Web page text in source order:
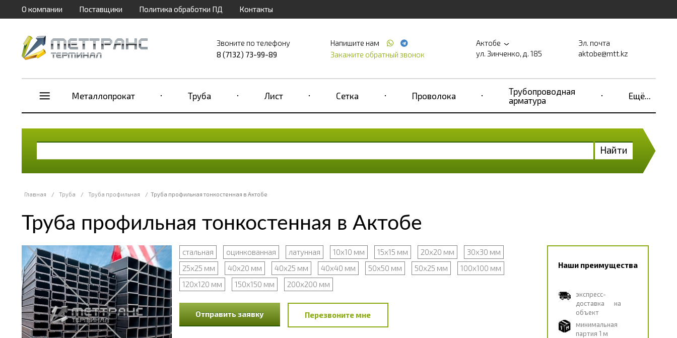
О компании Поставщики Политика обработки ПД Контакты
Звоните по телефону
8 (7132) 73-99-89
Напишите нам
Закажите обратный звонок
Актобе
ул. Зинченко, д. 185
Эл. почта
aktobe@mtt.kz
Металлопрокат Труба Лист Сетка Проволока
Трубопроводная
арматура
Ещё...
Найти
Главная / Труба / Труба профильная / Труба профильная тонкостенная в Актобе
Труба профильная тонкостенная в Актобе
стальная оцинкованная латунная 10х10 мм 15х15 мм 20х20 мм
30х30 мм
25х25 мм
40х20 мм 40х25 мм 40х40 мм 50х50 мм 50х25 мм
100х100 мм
120х120 мм
150х150 мм 200х200 мм
Отправить заявку Перезвоните мне
Наши преимущества
экспресс-
доставка на
объект
минимальная
партия 1 м